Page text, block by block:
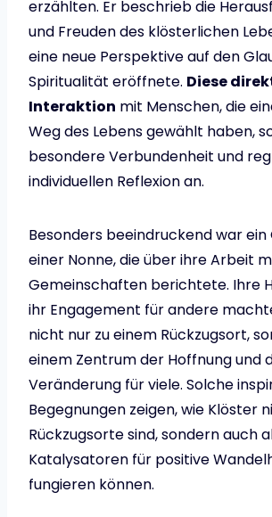
erzählten. Er beschrieb die
und Freuden des klösterlichen
eine neue Perspektive auf den
Spiritualität eröffnete. Diese
Interaktion mit Menschen, die
Weg des Lebens gewählt haben,
besondere Verbundenheit und
individuellen Reflexion an.
Besonders beeindruckend war
einer Nonne, die über ihre Arbeit
Gemeinschaften berichtete. Ihre
ihr Engagement für andere
nicht nur zu einem Rückzugsort,
einem Zentrum der Hoffnung und
Veränderung für viele. Solche
Begegnungen zeigen, wie Klöster
Rückzugsorte sind, sondern auch
Katalysatoren für positive
fungieren können.